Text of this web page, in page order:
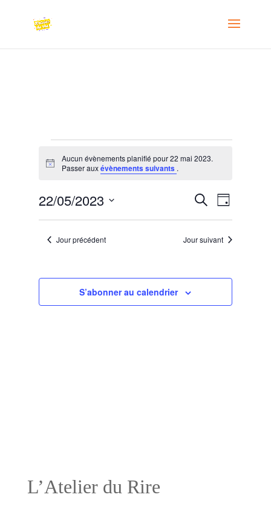
for
mai
2023
Notice
Aucun évènements planifié pour 22 mai 2023.
Passer auxévènements suivants .
Recherche
de
Recherche
de
vues
Jour
22/05/2023
date.Jour précédent Jour suivant
S’abonner au calendrier
L’Atelier du Rire